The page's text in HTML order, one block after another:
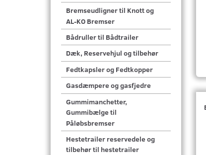
Bremseudligner til Knott og
AL-KO Bremser
Bådruller til Bådtrailer
Dæk, Reservehjul og tilbehør
Fedtkapsler og Fedtkopper
Gasdæmpere og gasfjedre
Gummimanchetter,
Gummibælge til
Påløbsbremser
Hestetrailer reservedele og
tilbehør til hestetrailer